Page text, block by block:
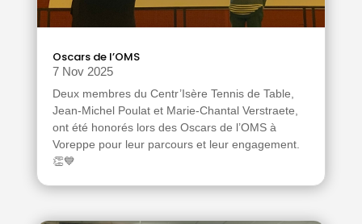
Oscars de l’OMS
7 Nov 2025
Deux membres du Centr’Isère Tennis de Table,
Jean-Michel Poulat et Marie-Chantal Verstraete,
ont été honorés lors des Oscars de l’OMS à
Voreppe pour leur parcours et leur engagement.
👏💙